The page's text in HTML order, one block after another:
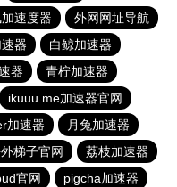
速度器
外网网址导航
器
白鲸加速器
器
青柠加速器
ikuuu.me加速器官网
加速器
月兔加速器
梯子官网
荔枝加速器
官网
pigcha加速器